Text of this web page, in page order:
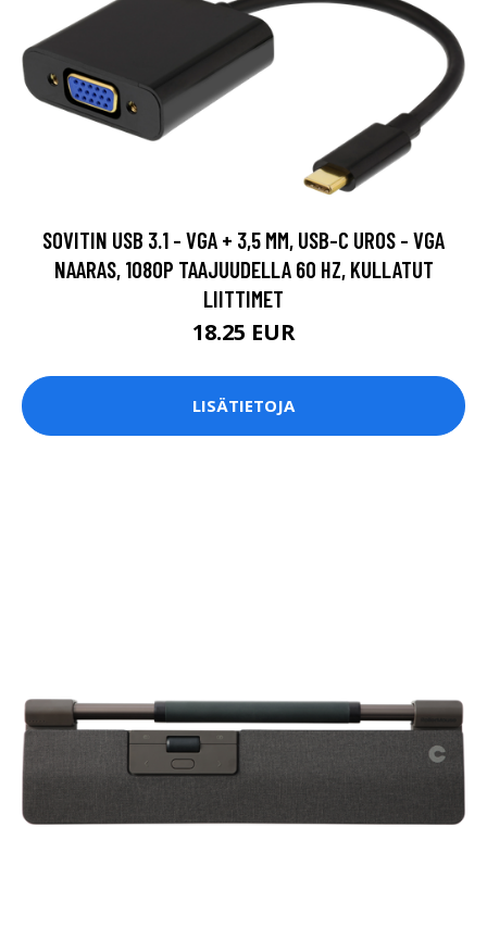
SOVITIN USB 3.1 - VGA + 3,5 MM, USB-C UROS - VGA
NAARAS, 1080P TAAJUUDELLA 60 HZ, KULLATUT
LIITTIMET
18.25 EUR
LISÄTIETOJA